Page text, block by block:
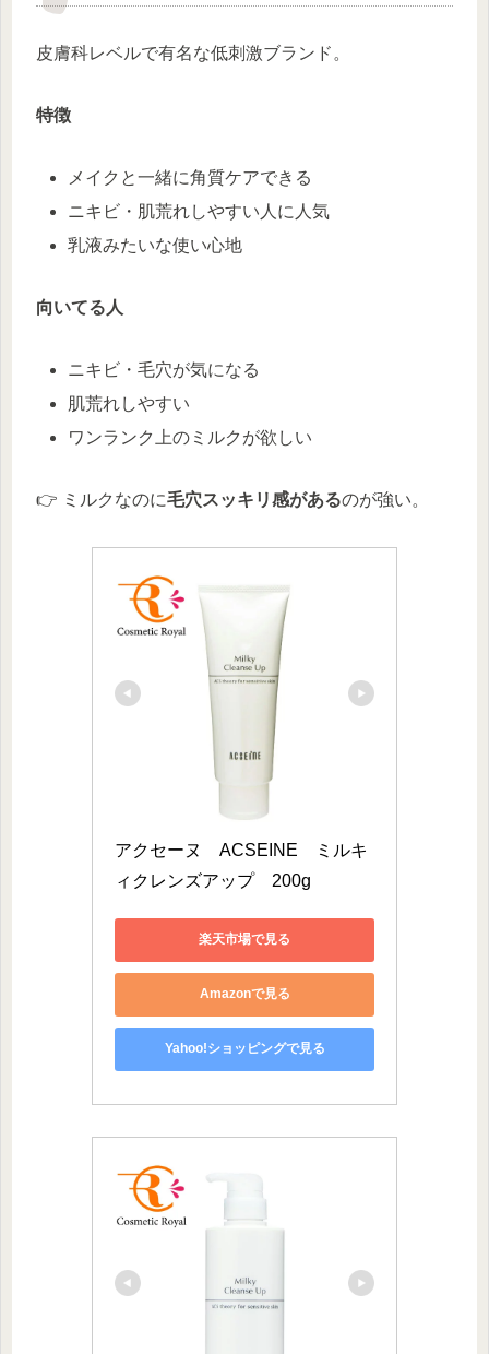
皮膚科レベルで有名な低刺激ブランド。
特徴
メイクと一緒に角質ケアできる
ニキビ・肌荒れしやすい人に人気
乳液みたいな使い心地
向いてる人
ニキビ・毛穴が気になる
肌荒れしやすい
ワンランク上のミルクが欲しい
👉 ミルクなのに毛穴スッキリ感があるのが強い。
アクセーヌ　ACSEINE　ミルキ
ィクレンズアップ　200g
楽天市場で見る
Amazonで見る
Yahoo!ショッピングで見る